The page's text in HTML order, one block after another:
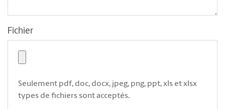
Fichier
Seulement pdf, doc, docx, jpeg, png, ppt, xls et xlsx
types de fichiers sont acceptés.